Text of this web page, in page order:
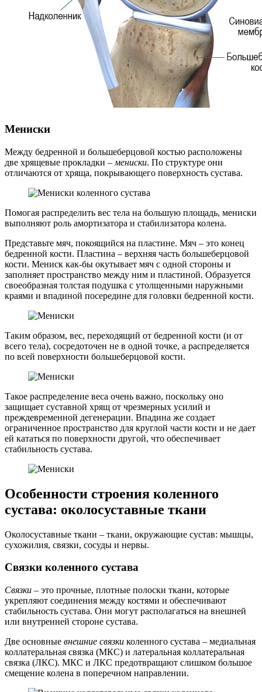
Мениски
Между бедренной и большеберцовой костью расположены
две хрящевые прокладки – мениски. По структуре они
отличаются от хряща, покрывающего поверхность сустава.
Помогая распределить вес тела на большую площадь, мениски
выполняют роль амортизатора и стабилизатора колена.
Представьте мяч, покоящийся на пластине. Мяч – это конец
бедренной кости. Пластина – верхняя часть большеберцовой
кости. Мениск как-бы окутывает мяч с одной стороны и
заполняет пространство между ним и пластиной. Образуется
своеобразная толстая подушка с утолщенными наружными
краями и впадиной посередине для головки бедренной кости.
Таким образом, вес, переходящий от бедренной кости (и от
всего тела), сосредоточен не в одной точке, а распределяется
по всей поверхности большеберцовой кости.
Такое распределение веса очень важно, поскольку оно
защищает суставной хрящ от чрезмерных усилий и
преждевременной дегенерации. Впадина же создает
ограниченное пространство для круглой части кости и не дает
ей кататься по поверхности другой, что обеспечивает
стабильность сустава.
Особенности строения коленного
сустава: околосуставные ткани
Околосуставные ткани – ткани, окружающие сустав: мышцы,
сухожилия, связки, сосуды и нервы.
Связки коленного сустава
Связки – это прочные, плотные полоски ткани, которые
укрепляют соединения между костями и обеспечивают
стабильность сустава. Они могут располагаться на внешней
или внутренней стороне сустава.
Две основные внешние связки коленного сустава – медиальная
коллатеральная связка (МКС) и латеральная коллатеральная
связка (ЛКС). МКС и ЛКС предотвращают слишком большое
смещение колена в поперечном направлении.